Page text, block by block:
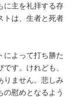
に主を礼拝する存
トは、生者と死者
によって打ち勝た
す。けれども、
りません。悲しみ
の慰めとなるよう